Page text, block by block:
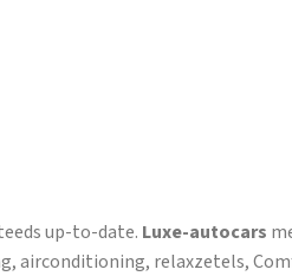
up-to-date. Luxe-autocars
airconditioning, relaxzetels,